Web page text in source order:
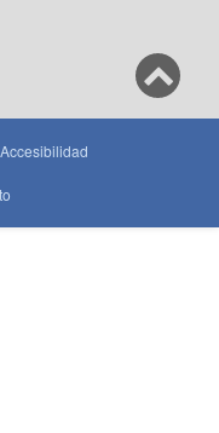
Accesibilidad